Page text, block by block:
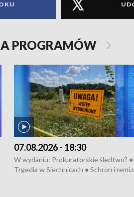
PROGRAMÓW
07.08.2026 - 18:30
W wydaniu: Prokuratorskie śledtwo? ●
Trgedia w Siechnicach ● Schron i